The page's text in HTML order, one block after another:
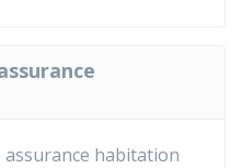
assurance habitation